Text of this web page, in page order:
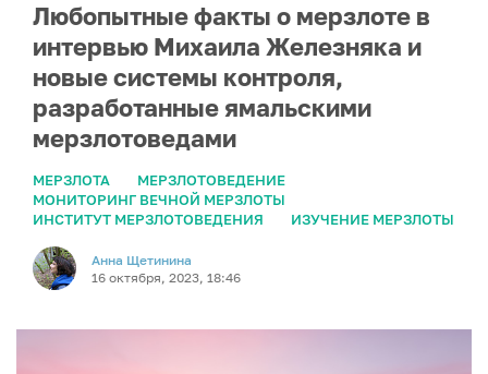
Любопытные факты о мерзлоте в
интервью Михаила Железняка и
новые системы контроля,
разработанные ямальскими
мерзлотоведами
МЕРЗЛОТА
МЕРЗЛОТОВЕДЕНИЕ
МОНИТОРИНГ ВЕЧНОЙ МЕРЗЛОТЫ
ИНСТИТУТ МЕРЗЛОТОВЕДЕНИЯ
ИЗУЧЕНИЕ МЕРЗЛОТЫ
Анна Щетинина
16 октября, 2023, 18:46